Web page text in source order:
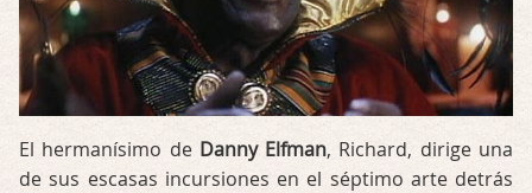
El hermanísimo de Danny Elfman, Richard, dirige una
de sus escasas incursiones en el séptimo arte detrás